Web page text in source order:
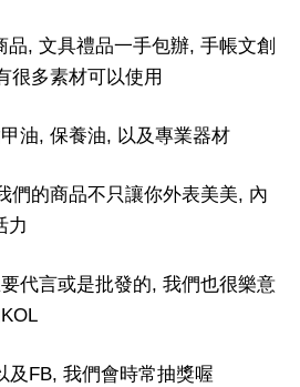
品, 文具禮品一手包辦, 手帳文創
很多素材可以使用
油, 保養油, 以及專業器材
們的商品不只讓你外表美美, 內
力
代言或是批發的, 我們也很樂意
及FB, 我們會時常抽獎喔